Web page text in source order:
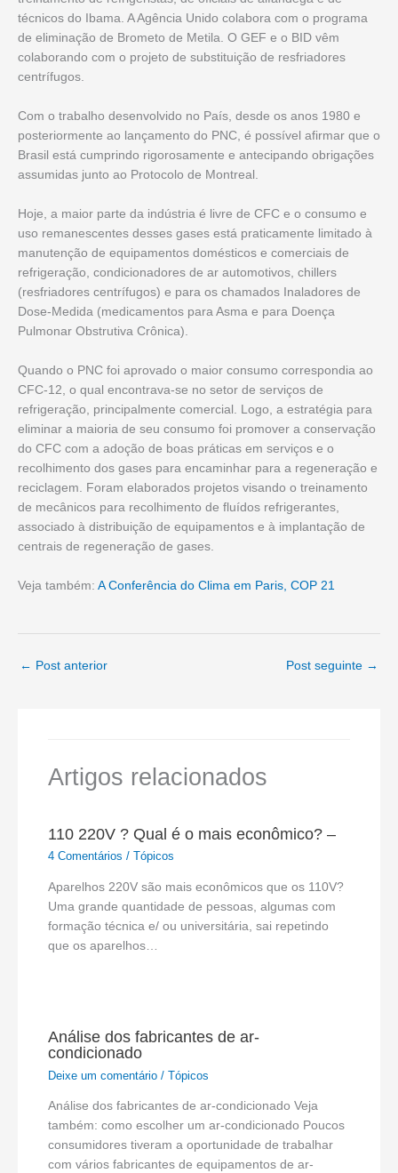
técnicos do Ibama. A Agência Unido colabora com o programa
de eliminação de Brometo de Metila. O GEF e o BID vêm
colaborando com o projeto de substituição de resfriadores
centrífugos.
Com o trabalho desenvolvido no País, desde os anos 1980 e
posteriormente ao lançamento do PNC, é possível afirmar que o
Brasil está cumprindo rigorosamente e antecipando obrigações
assumidas junto ao Protocolo de Montreal.
Hoje, a maior parte da indústria é livre de CFC e o consumo e
uso remanescentes desses gases está praticamente limitado à
manutenção de equipamentos domésticos e comerciais de
refrigeração, condicionadores de ar automotivos, chillers
(resfriadores centrífugos) e para os chamados Inaladores de
Dose-Medida (medicamentos para Asma e para Doença
Pulmonar Obstrutiva Crônica).
Quando o PNC foi aprovado o maior consumo correspondia ao
CFC-12, o qual encontrava-se no setor de serviços de
refrigeração, principalmente comercial. Logo, a estratégia para
eliminar a maioria de seu consumo foi promover a conservação
do CFC com a adoção de boas práticas em serviços e o
recolhimento dos gases para encaminhar para a regeneração e
reciclagem. Foram elaborados projetos visando o treinamento
de mecânicos para recolhimento de fluídos refrigerantes,
associado à distribuição de equipamentos e à implantação de
centrais de regeneração de gases.
Veja também: A Conferência do Clima em Paris, COP 21
← Post anterior Post seguinte →
Artigos relacionados
110 220V ? Qual é o mais econômico? –
4 Comentários /Tópicos
Aparelhos 220V são mais econômicos que os 110V?
Uma grande quantidade de pessoas, algumas com
formação técnica e/ ou universitária, sai repetindo
que os aparelhos…
Análise dos fabricantes de ar-
condicionado
Deixe um comentário /Tópicos
Análise dos fabricantes de ar-condicionado Veja
também: como escolher um ar-condicionado Poucos
consumidores tiveram a oportunidade de trabalhar
com vários fabricantes de equipamentos de ar-